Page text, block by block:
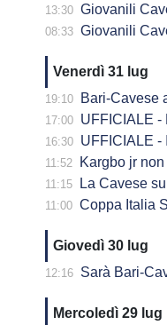
13:30 Giovanili
08:33 Giovanili
Venerdì 31 lug
19:10 Bari-Cavese alle
17:00 UFFICIALE -
16:30 UFFICIALE -
11:52 Kargbo jr
11:15 La Cavese supera la
11:00 Coppa Italia Serie C:
Giovedì 30 lug
12:16 Sarà Bari-Cavese la prima
Mercoledì 29 lug